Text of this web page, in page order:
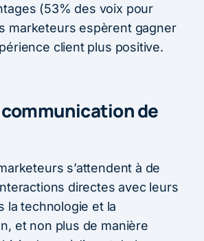
(53% des voix pour
marketeurs espèrent gagner
client plus positive.
communication de
s’attendent à de
directes avec leurs
la technologie et la
et non plus de manière